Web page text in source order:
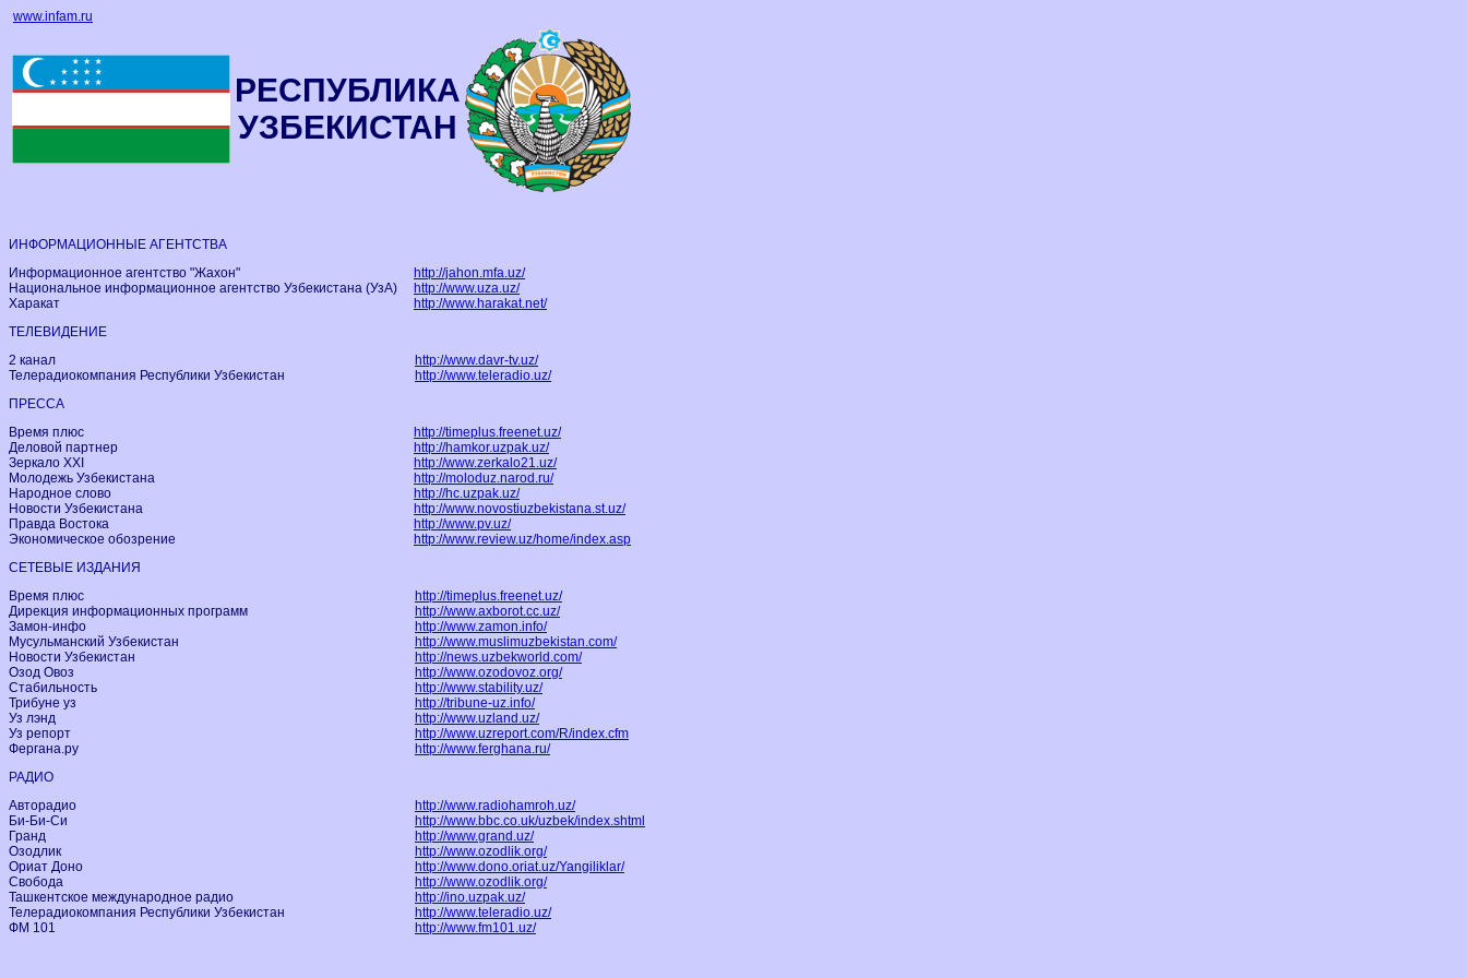
www.infam.ru
РЕСПУБЛИКА
УЗБЕКИСТАН
ИНФОРМАЦИОННЫЕ АГЕНТСТВА
Информационное агентство "Жахон"
http://jahon.mfa.uz/
Национальное информационное агентство Узбекистана (УзА)
http://www.uza.uz/
Харакат
http://www.harakat.net/
ТЕЛЕВИДЕНИЕ
2 канал
http://www.davr-tv.uz/
Телерадиокомпания Республики Узбекистан
http://www.teleradio.uz/
ПРЕССА
Время плюс
http://timeplus.freenet.uz/
Деловой партнер
http://hamkor.uzpak.uz/
Зеркало XXI
http://www.zerkalo21.uz/
Молодежь Узбекистана
http://moloduz.narod.ru/
Народное слово
http://hc.uzpak.uz/
Новости Узбекистана
http://www.novostiuzbekistana.st.uz/
Правда Востока
http://www.pv.uz/
Экономическое обозрение
http://www.review.uz/home/index.asp
СЕТЕВЫЕ ИЗДАНИЯ
Время плюс
http://timeplus.freenet.uz/
Дирекция информационных программ
http://www.axborot.cc.uz/
Замон-инфо
http://www.zamon.info/
Мусульманский Узбекистан
http://www.muslimuzbekistan.com/
Новости Узбекистан
http://news.uzbekworld.com/
Озод Овоз
http://www.ozodovoz.org/
Стабильность
http://www.stability.uz/
Трибуне уз
http://tribune-uz.info/
Уз лэнд
http://www.uzland.uz/
Уз репорт
http://www.uzreport.com/R/index.cfm
Фергана.ру
http://www.ferghana.ru/
РАДИО
Авторадио
http://www.radiohamroh.uz/
Би-Би-Си
http://www.bbc.co.uk/uzbek/index.shtml
Гранд
http://www.grand.uz/
Озодлик
http://www.ozodlik.org/
Ориат Доно
http://www.dono.oriat.uz/Yangiliklar/
Свобода
http://www.ozodlik.org/
Ташкентское международное радио
http://ino.uzpak.uz/
Телерадиокомпания Республики Узбекистан
http://www.teleradio.uz/
ФМ 101
http://www.fm101.uz/